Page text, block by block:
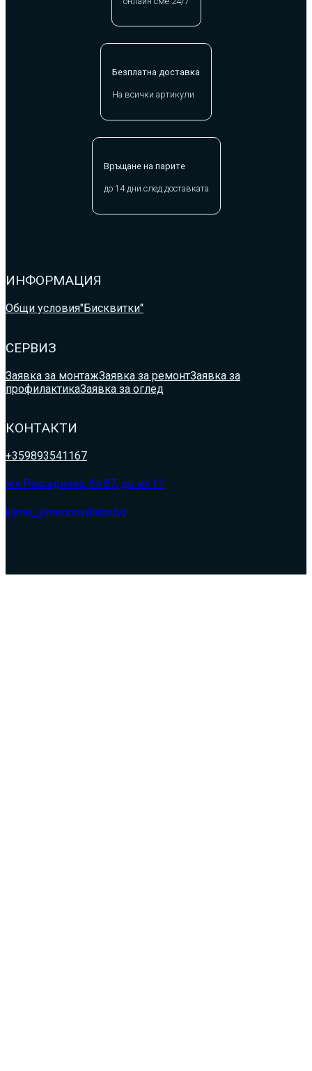
Безплатна доставка
На всички артикули
Връщане на парите
до 14 дни след доставката
ИНФОРМАЦИЯ
Общи условия"Бисквитки"
СЕРВИЗ
Заявка за монтажЗаявка за ремонтЗаявка за
профилактикаЗаявка за оглед
КОНТАКТИ
+359893541167
жк.Разсадника, бл.87, до вх.11
klima_simeonov@abv.bg